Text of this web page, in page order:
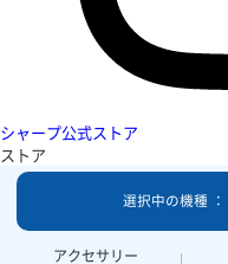
シャープ公式ストア
ストア
アクセサリー
選択中の機種 ：